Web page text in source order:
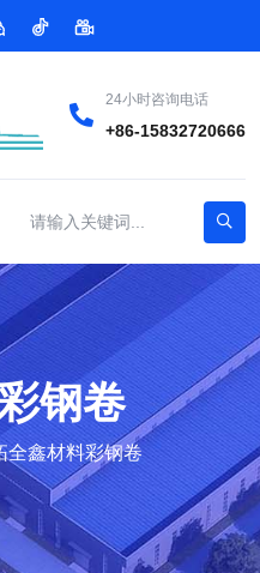
24小时咨询电话
+86-15832720666
钢卷
全鑫材料彩钢卷